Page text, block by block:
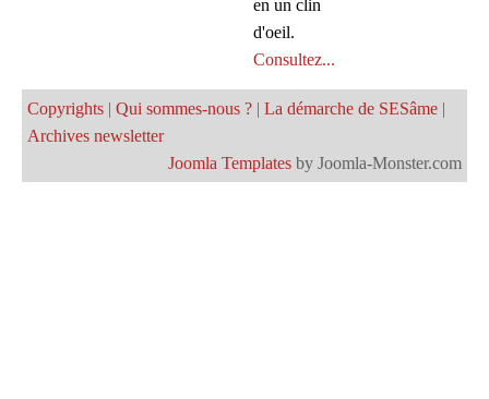
en un clin
d'oeil.
Consultez...
Copyrights | Qui sommes-nous ? | La démarche de SESâme |
Archives newsletter
Joomla Templates by Joomla-Monster.com